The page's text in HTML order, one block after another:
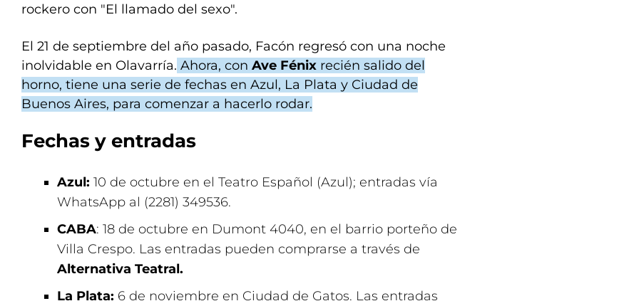
rockero con "El llamado del sexo".
El 21 de septiembre del año pasado, Facón regresó con una noche
inolvidable en Olavarría. Ahora, con Ave Fénix recién salido del
horno, tiene una serie de fechas en Azul, La Plata y Ciudad de
Buenos Aires, para comenzar a hacerlo rodar.
Fechas y entradas
Azul: 10 de octubre en el Teatro Español (Azul); entradas vía
WhatsApp al (2281) 349536.
CABA: 18 de octubre en Dumont 4040, en el barrio porteño de
Villa Crespo. Las entradas pueden comprarse a través de
Alternativa Teatral.
La Plata: 6 de noviembre en Ciudad de Gatos. Las entradas